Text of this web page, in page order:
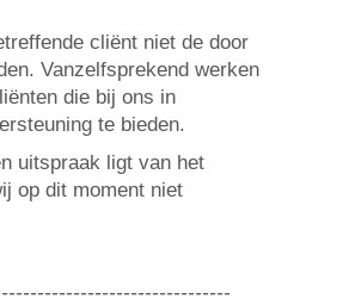
cliënt niet de door
Vanzelfsprekend werken
die bij ons in
te bieden.
uitspraak ligt van het
op dit moment niet